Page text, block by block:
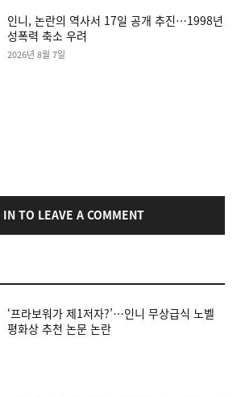
인니, 논란의 역사서 17일 공개 추진…1998년
성폭력 축소 우려
2026년 8월 7일
IN TO LEAVE A COMMENT
‘프라보워가 제1저자?’…인니 무상급식 노벨
평화상 추천 논문 논란